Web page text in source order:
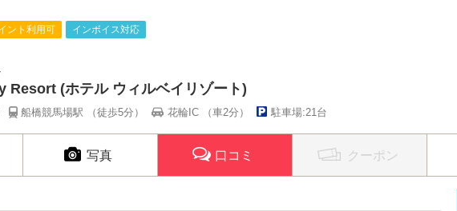
ント利用可 インボイス対応
Resort (ホテル ウィルベイリゾート)
船橋競馬場駅 （徒歩5分） 花輪IC （車2分） 駐車場:21台
写真 口コミ クーポン